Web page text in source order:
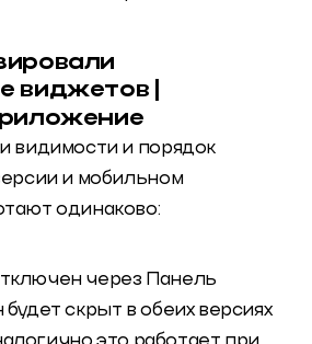
виджетов |
видимости и порядок
и мобильном
одинаково:
через Панель
будет скрыт в обеих версиях